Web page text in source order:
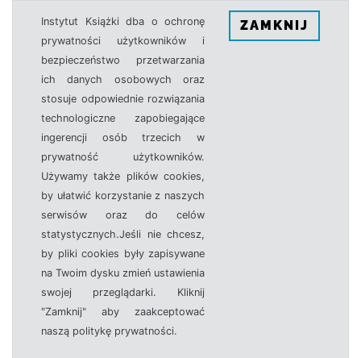
Instytut Książki dba o ochronę
prywatności użytkowników i
bezpieczeństwo przetwarzania
ich danych osobowych oraz
stosuje odpowiednie rozwiązania
technologiczne zapobiegające
ingerencji osób trzecich w
prywatność użytkowników.
Używamy także plików cookies,
by ułatwić korzystanie z naszych
serwisów oraz do celów
statystycznych.Jeśli nie chcesz,
by pliki cookies były zapisywane
na Twoim dysku zmień ustawienia
swojej przeglądarki. Kliknij
"Zamknij" aby zaakceptować
naszą politykę prywatności.
ZAMKNIJ